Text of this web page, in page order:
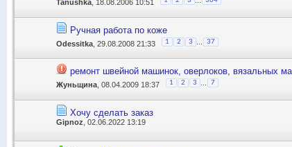
Tanushka , 18.08.2006 10:51
Ручная работа по коже
Odessitka , 29.08.2008 21:33 1 2 3 37
ремонт швейной машинок, оверлоков, вязальных
Жуньщина , 08.04.2009 18:37 1 2 3 7
Хочу сделать заказ
Gipnoz , 02.06.2022 13:19